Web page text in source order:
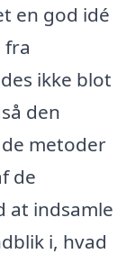
en god idé
fra
ikke blot
den
metoder
de
at indsamle
i, hvad